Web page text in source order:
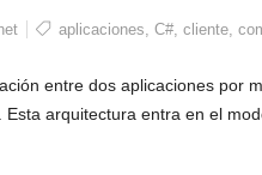
aplicaciones C# cliente
entre dos aplicaciones por
arquitectura entra en el